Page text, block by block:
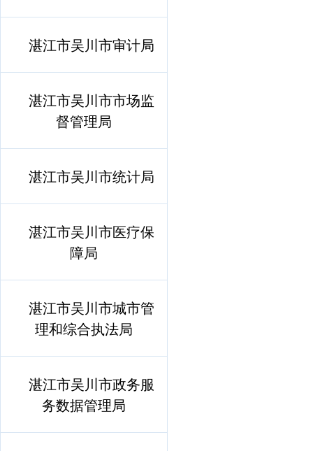
湛江市吴川市审计局
湛江市吴川市市场监
督管理局
湛江市吴川市统计局
湛江市吴川市医疗保
障局
湛江市吴川市城市管
理和综合执法局
湛江市吴川市政务服
务数据管理局